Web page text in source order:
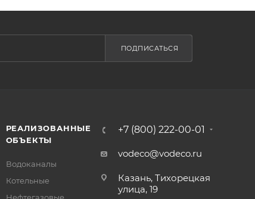
ПОДПИСАТЬСЯ
РЕАЛИЗОВАННЫЕ
ОБЪЕКТЫ
Водоканалы
Котельные
+7 (800) 222-00-01
vodeco@vodeco.ru
Казань, Тихорецкая
улица, 19